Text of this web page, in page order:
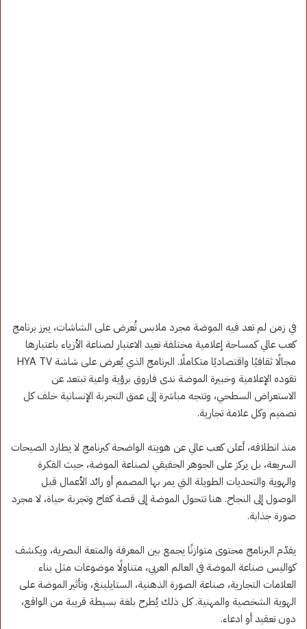
في زمن لم تعد فيه الموضة مجرد ملابس تُعرض على الشاشات، يبرز برنامج
كعب عالي كمساحة إعلامية مختلفة تعيد الاعتبار لصناعة الأزياء باعتبارها
مجالًا ثقافيًا واقتصاديًا متكاملًا. البرنامج الذي يُعرض على شاشة HYA TV
تقوده الإعلامية وخبيرة الموضة ندى فاروق برؤية واعية تبتعد عن
الاستعراض السطحي، وتتجه مباشرة إلى عمق التجربة الإنسانية خلف كل
تصميم وكل علامة تجارية.
منذ انطلاقه، أعلن كعب عالي عن هويته الواضحة كبرنامج لا يطارد الصيحات
السريعة، بل يركز على الجوهر الحقيقي لصناعة الموضة، حيث الفكرة
والهوية والتحديات الطويلة التي يمر بها المصمم أو رائد الأعمال قبل
الوصول إلى النجاح. هنا تتحول الموضة إلى قصة كفاح وتجربة حياة، لا مجرد
صورة جذابة.
يقدّم البرنامج محتوى متوازنًا يجمع بين المعرفة والمتعة البصرية، ويكشف
كواليس صناعة الموضة في العالم العربي، متناولًا موضوعات مثل بناء
العلامات التجارية، صناعة الصورة الذهنية، الستايلينغ، وتأثير الموضة على
الهوية الشخصية والمهنية. كل ذلك يُطرح بلغة بسيطة قريبة من الواقع،
دون تعقيد أو ادعاء.